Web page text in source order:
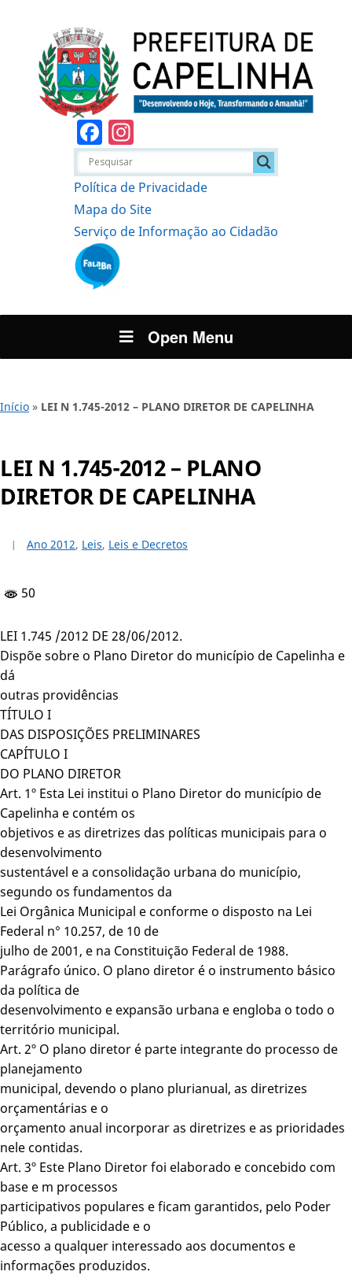
Facebook
Política de Privacidade
Mapa do Site
Serviço de Informação ao Cidadão
Open Menu
Início » LEI N 1.745-2012 – PLANO DIRETOR DE CAPELINHA
LEI N 1.745-2012 – PLANO
DIRETOR DE CAPELINHA
Ano 2012, Leis, Leis e Decretos
50
LEI 1.745 /2012 DE 28/06/2012.
Dispõe sobre o Plano Diretor do município de Capelinha e
dá
outras providências
TÍTULO I
DAS DISPOSIÇÕES PRELIMINARES
CAPÍTULO I
DO PLANO DIRETOR
Art. 1º Esta Lei institui o Plano Diretor do município de
Capelinha e contém os
objetivos e as diretrizes das políticas municipais para o
desenvolvimento
sustentável e a consolidação urbana do município,
segundo os fundamentos da
Lei Orgânica Municipal e conforme o disposto na Lei
Federal n° 10.257, de 10 de
julho de 2001, e na Constituição Federal de 1988.
Parágrafo único. O plano diretor é o instrumento básico
da política de
desenvolvimento e expansão urbana e engloba o todo o
território municipal.
Art. 2º O plano diretor é parte integrante do processo de
planejamento
municipal, devendo o plano plurianual, as diretrizes
orçamentárias e o
orçamento anual incorporar as diretrizes e as prioridades
nele contidas.
Art. 3º Este Plano Diretor foi elaborado e concebido com
base e m processos
participativos populares e ficam garantidos, pelo Poder
Público, a publicidade e o
acesso a qualquer interessado aos documentos e
informações produzidos.